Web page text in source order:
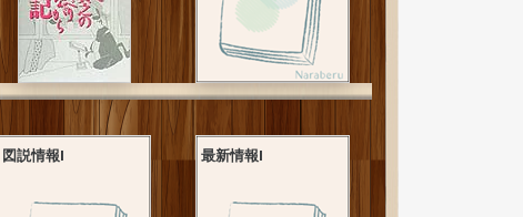
図説情報I 最新情報I